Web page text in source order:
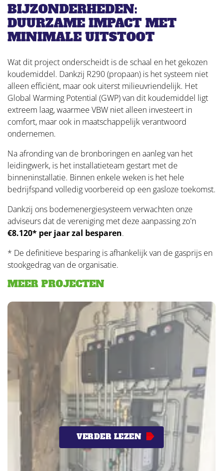
BIJZONDERHEDEN:
DUURZAME IMPACT MET
MINIMALE UITSTOOT
Wat dit project onderscheidt is de schaal en het gekozen
koudemiddel. Dankzij R290 (propaan) is het systeem niet
alleen efficiënt, maar ook uiterst milieuvriendelijk. Het
Global Warming Potential (GWP) van dit koudemiddel ligt
extreem laag, waarmee VBW niet alleen investeert in
comfort, maar ook in maatschappelijk verantwoord
ondernemen.
Na afronding van de bronboringen en aanleg van het
leidingwerk, is het installatieteam gestart met de
binneninstallatie. Binnen enkele weken is het hele
bedrijfspand volledig voorbereid op een gasloze toekomst.
Dankzij ons bodemenergiesysteem verwachten onze
adviseurs dat de vereniging met deze aanpassing zo'n
€8.120* per jaar zal besparen.
* De definitieve besparing is afhankelijk van de gasprijs en
stookgedrag van de organisatie.
MEER PROJECTEN
VERDER LEZEN